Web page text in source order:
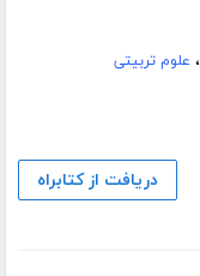
، علوم تربیتی
دریافت از کتابراه